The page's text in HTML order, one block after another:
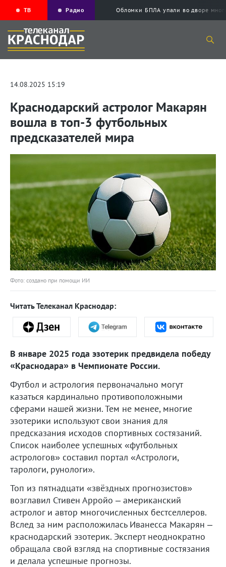
ТВ Радио Обломки БПЛА упали во дворе
14.08.2025 15:19
Краснодарский астролог Макарян
вошла в топ-3 футбольных
предсказателей мира
Фото: создано при помощи ИИ
Читать Телеканал Краснодар:
В январе 2025 года эзотерик предвидела победу
«Краснодара» в Чемпионате России.
Футбол и астрология первоначально могут
казаться кардинально противоположными
сферами нашей жизни. Тем не менее, многие
эзотерики используют свои знания для
предсказания исходов спортивных состязаний.
Список наиболее успешных «футбольных
астрологов» составил портал «Астрологи,
тарологи, рунологи».
Топ из пятнадцати «звёздных прогнозистов»
возглавил Стивен Арройо – американский
астролог и автор многочисленных бестселлеров.
Вслед за ним расположилась Иванесса Макарян –
краснодарский эзотерик. Эксперт неоднократно
обращала свой взгляд на спортивные состязания
и делала успешные прогнозы.